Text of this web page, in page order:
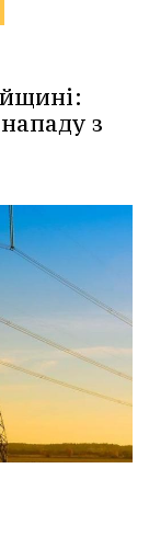
нападу з